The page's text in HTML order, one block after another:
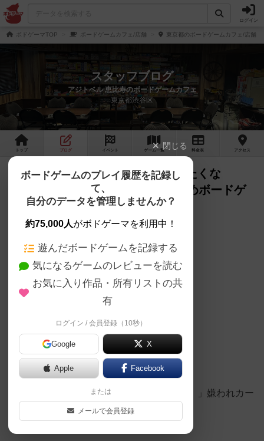
ログイン
ボドゲーマTOP ボードゲームカフェ/店舗 東京都のボードゲームカフェ/店舗
スタッフブログ
アジトベル 恵比寿のボードゲームカフェ
東京都渋谷区
トップ ブログ イベント ゲーム一覧 料金 表 アクセス
【ドミニオン講座】「もう顔も見たくな
い！」嫌われカード10選【おすすめボードゲ
ーム】【#040】をあげました
アジトベル です。
時代が違えば愛されていたかもしれない
…いや、ないか by編集者
【YouTube】
【ドミニオン講座】「もう顔も見たくない！」嫌われカー
ド10選【おすすめボードゲーム】【#040】
https://youtu.be/UK0EQlufpwU
閉じる
ボードゲームのプレイ履歴を記録し
て、
自分のデータを管理しませんか？
約75,000人がボドゲーマを利用中！
遊んだボードゲームを記録する
気になるゲームのレビューを読む
お気に入り作品・所有リストの共
有
ログイン / 会員登録（10秒）
Google X
Apple Facebook
または
メールで会員登録